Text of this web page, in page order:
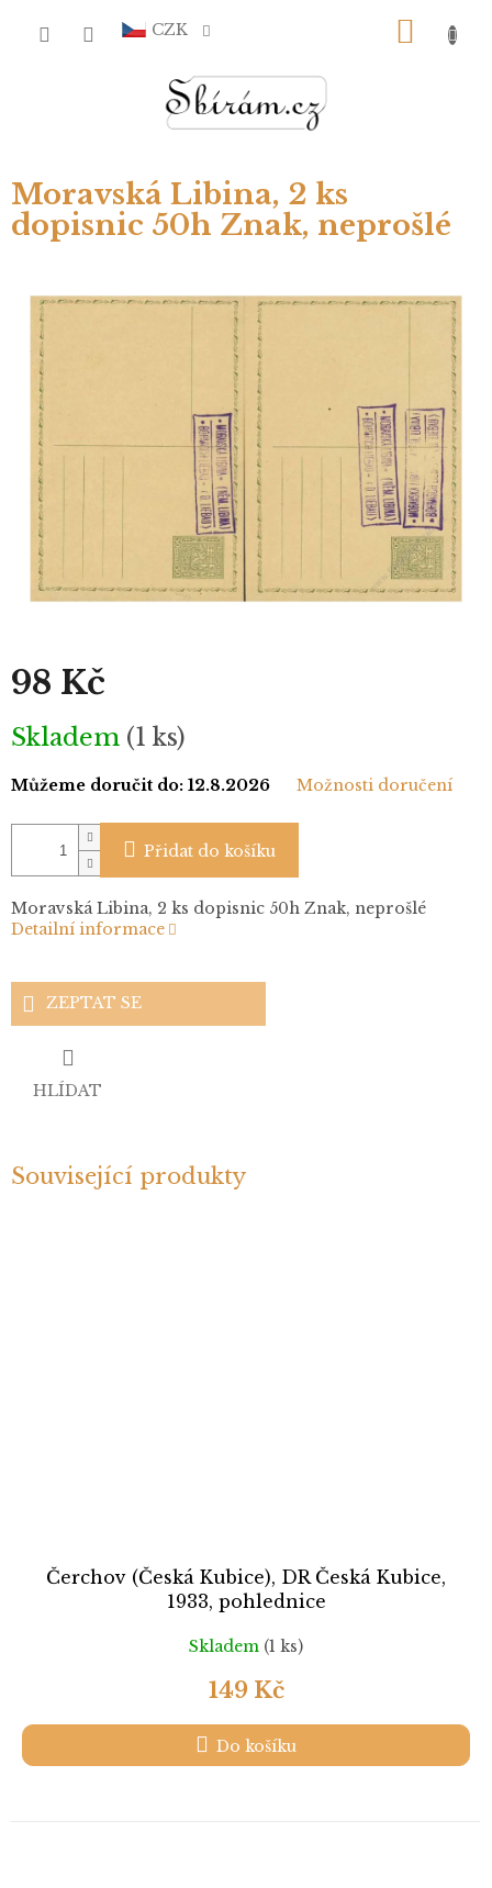
CZK
Moravská Libina, 2 ks
dopisnic 50h Znak, neprošlé
98 Kč
Měrná
cena:
Skladem (1 ks)
Můžeme doručit do: 12.8.2026 Možnosti doručení
Přidat do košíku
Moravská Libina, 2 ks dopisnic 50h Znak, neprošlé
Detailní informace
ZEPTAT SE
HLÍDAT
Související produkty
Čerchov (Česká Kubice), DR Česká Kubice,
1933, pohlednice
Skladem (1 ks)
149 Kč
Do košíku